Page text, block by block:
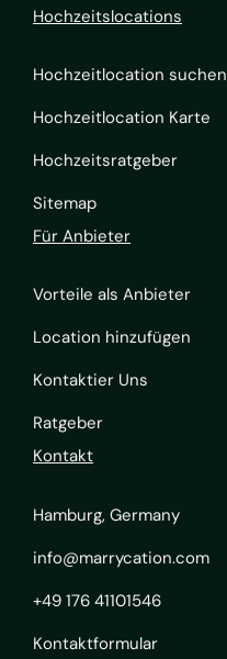
Hochzeitslocations
Hochzeitlocation suchen
Hochzeitlocation Karte
Hochzeitsratgeber
Sitemap
Für Anbieter
Vorteile als Anbieter
Location hinzufügen
Kontaktier Uns
Ratgeber
Kontakt
Hamburg, Germany
info@marrycation.com
+49 176 41101546
Kontaktformular